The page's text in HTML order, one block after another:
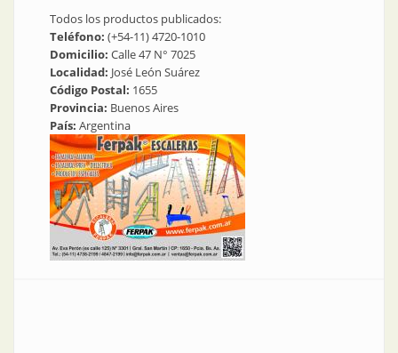
Todos los productos publicados:
Teléfono: (+54-11) 4720-1010
Domicilio: Calle 47 N° 7025
Localidad: José León Suárez
Código Postal: 1655
Provincia: Buenos Aires
País: Argentina